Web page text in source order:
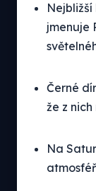
Nejbližší
jmenuje
Černé
že z
Na